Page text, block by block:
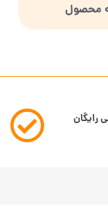
محصول
رایگان